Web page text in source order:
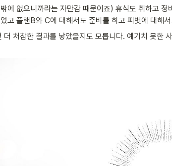
에 없으니까라는 자만감 때문이죠) 휴식도 취하고
고 플랜B와 C에 대해서도 준비를 하고 피벗에 대해
처참한 결과를 낳았을지도 모릅니다. 예기치 못한